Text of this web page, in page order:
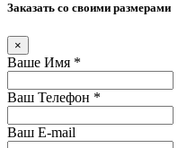
Заказать со своими размерами
×
Ваше Имя *
Ваш Телефон *
Ваш E-mail